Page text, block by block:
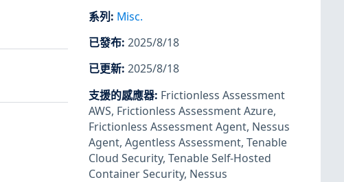
系列 : Misc.
已發布: 2025/8/18
已更新: 2025/8/18
支援的感應器: Frictionless Assessment
AWS, Frictionless Assessment Azure,
Frictionless Assessment Agent, Nessus
Agent, Agentless Assessment, Tenable
Cloud Security, Tenable Self-Hosted
Container Security, Nessus